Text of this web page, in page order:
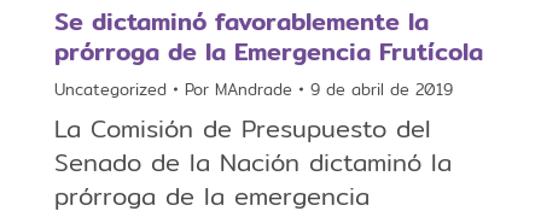
Se dictaminó favorablemente la
prórroga de la Emergencia Frutícola
Uncategorized Por MAndrade 9 de abril de 2019
La Comisión de Presupuesto del
Senado de la Nación dictaminó la
prórroga de la emergencia